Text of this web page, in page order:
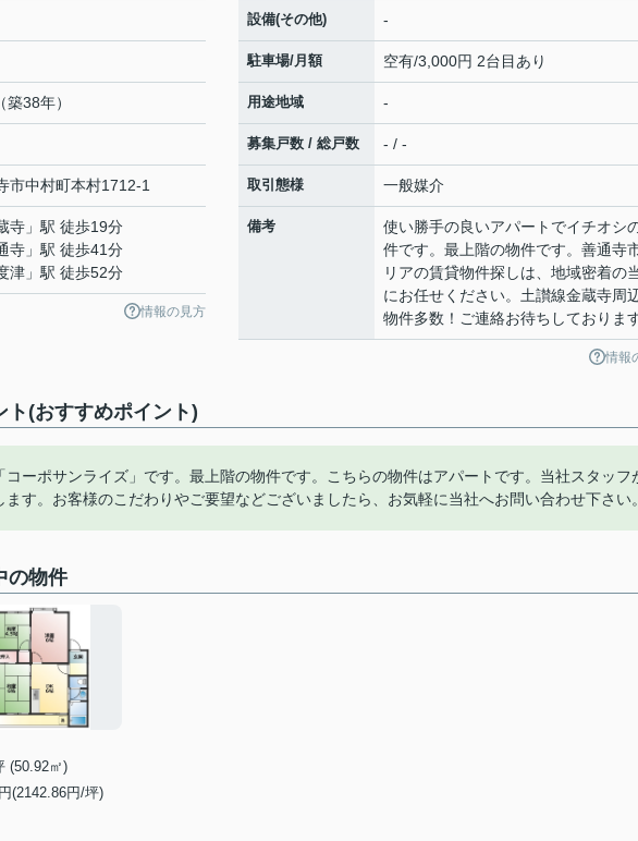
38年）
市中村町本村1712-1
寺 」駅 徒歩19分
寺 」駅 徒歩41分
津 」駅 徒歩52分
情報の見方
設備(その他) -
駐車場/月額 空有/3,000円 2台目あり
用途地域 -
募集戸数 / 総戸数 - / -
取引態様 一般媒介
備考
使い勝手の良いアパートでイチオシ
件です。最上階の物件です。善通寺
リアの賃貸物件探しは、地域密着の
にお任せください。土讃線金蔵寺周
物件多数！ご連絡お待ちしております
情報
ト(おすすめポイント)
ーポサンライズ」です。最上階の物件です。こちらの物件はアパートです。当社スタッフ
す。お客様のこだわりやご要望などございましたら、お気軽に当社へお問い合わせ下さい。
の物件
(50.92㎡)
(2142.86円/坪)